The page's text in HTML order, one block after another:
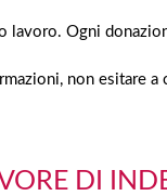
lavoro. Ogni
non esitare
DI